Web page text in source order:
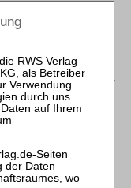
den
vorrangige
der
vom 2. Juni 2010 -
Rn. 7). Dies